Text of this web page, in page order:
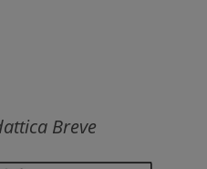
Breve